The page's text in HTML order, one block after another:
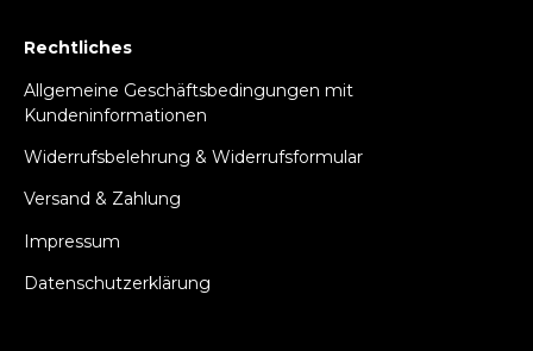
Rechtliches
Allgemeine Geschäftsbedingungen mit
Kundeninformationen
Widerrufsbelehrung & Widerrufsformular
Versand & Zahlung
Impressum
Datenschutzerklärung